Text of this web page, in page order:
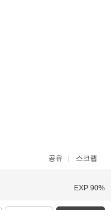
공유 스크랩
EXP 90%